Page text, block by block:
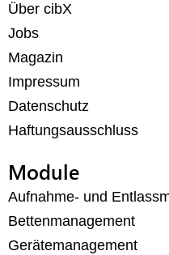
Über cibX
Jobs
Magazin
Impressum
Datenschutz
Haftungsausschluss
Module
Aufnahme- und
Bettenmanagement
Gerätemanagement